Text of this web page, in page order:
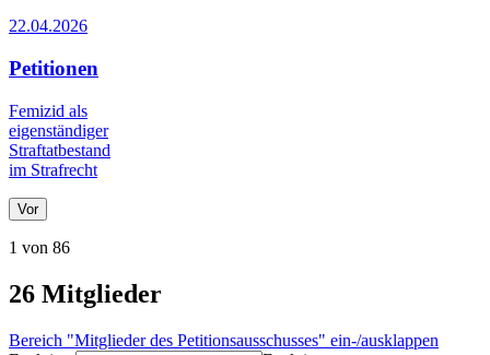
22.04.2026
Petitionen
Femizid als
eigenständiger
Straftatbestand
im Strafrecht
Vor
1 von 86
26 Mitglieder
Bereich "Mitglieder des Petitionsausschusses" ein-/ausklappen